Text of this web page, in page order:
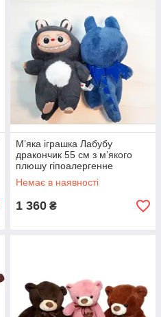
М’яка іграшка Лабубу
дракончик 55 см з м’якого
плюшу гіпоалергенне
наповнення безпечна для
дітей
Немає в наявності
1 360 ₴